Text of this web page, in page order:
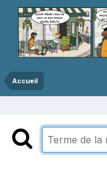
Accueil